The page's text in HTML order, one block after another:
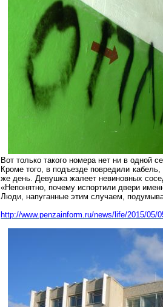
Вот только такого номера нет ни в одной
Кроме того, в подъезде повредили
же день. Девушка жалеет невиновных
«Непонятно, почему испортили двери
Люди, напуганные этим случаем,
http://www.penzainform.ru/news/life/2015/